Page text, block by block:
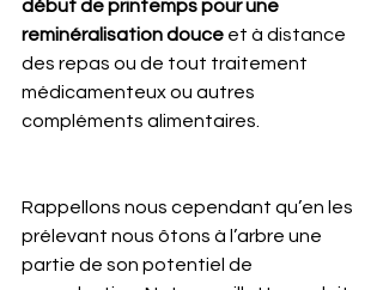
début de printemps pour une
reminéralisation douce et à distance
des repas ou de tout traitement
médicamenteux ou autres
compléments alimentaires.
Rappellons nous cependant qu’en les
prélevant nous ôtons à l’arbre une
partie de son potentiel de